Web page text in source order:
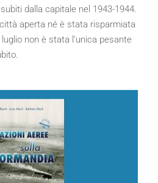
dalla capitale nel 1943-1944.
aperta né è stata risparmiata
non è stata l’unica pesante